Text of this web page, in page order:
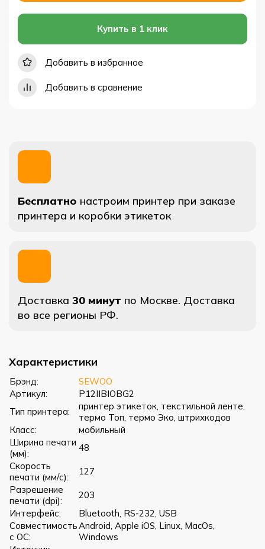
Купить в 1 клик
Добавить в избранное
Добавить в сравнение
Бесплатно настроим принтер при заказе
принтера и коробки этикеток
Доставка 30 минут по Москве. Доставка
во все регионы РФ.
Характеристики
Брэнд:
SEWOO
Артикул:
P12IIBIOBG2
Тип принтера:
принтер этикеток, текстильной ленте,
термо Топ, термо Эко, штрихкодов
Класс:
мобильный
Ширина печати
(мм):
48
Скорость
печати (мм/с):
127
Разрешение
печати (dpi):
203
Интерфейс:
Bluetooth, RS-232, USB
Совместимость
с ОС:
Android, Apple iOS, Linux, MacOs,
Windows